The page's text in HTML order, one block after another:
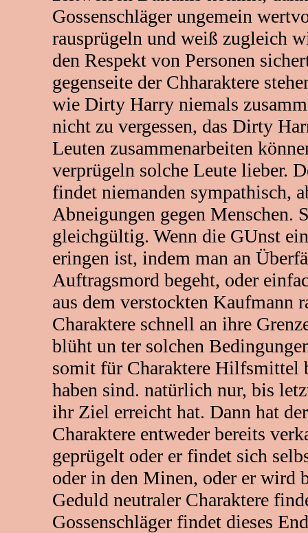
Gossenschläger ungemein
rausprügeln und weiß zugleich
den Respekt von Personen
gegenseite der Chharaktere
wie Dirty Harry niemals
nicht zu vergessen, das Dirty
Leuten zusammenarbeiten
verprügeln solche Leute lieber.
findet niemanden sympathisch,
Abneigungen gegen Menschen.
gleichgültig. Wenn die GUnst
eringen ist, indem man an
Auftragsmord begeht, oder
aus dem verstockten Kaufmann
Charaktere schnell an ihre
blüht un ter solchen
somit für Charaktere Hilfsmittel
haben sind. natürlich nur, bis
ihr Ziel erreicht hat. Dann hat
Charaktere entweder bereits
geprügelt oder er findet sich
oder in den Minen, oder er wird
Geduld neutraler Charaktere
Gossenschläger findet dieses